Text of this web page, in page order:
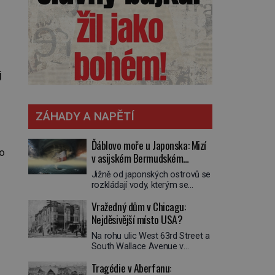
ZÁHADY A NAPĚTÍ
Ďáblovo moře u Japonska: Mizí
v asijském Bermudském
trojúhelníku lodě ve spárech
neznámé síly?
Jižně od japonských ostrovů se
rozkládají vody, kterým se
se o lodích mizejících beze
stopy, podivných světlech,
zrádných proudech i mořských
dracích, kteří měli tyto končiny
střežit už v dávných legendách.
trojúhelník skutečně prokletým
Vražedný dům v Chicagu:
Nejděsivější místo USA?
Na rohu ulic West 63rd Street a
South Wallace Avenue v
Nemá žádný speciální nápis ani
Tragédie v Aberfanu: